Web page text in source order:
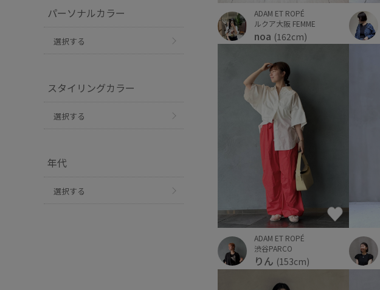
パーソナルカラー
選択する
スタイリングカラー
選択する
年代
選択する
ADAM ET ROPÉ
ルクア大阪 FEMME
noa (162cm)
ADAM ET ROPÉ
渋谷PARCO
りん (153cm)